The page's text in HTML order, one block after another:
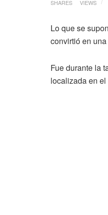
SHARES VIEWS
Lo que se
convirtió en
Fue durante la
localizada en